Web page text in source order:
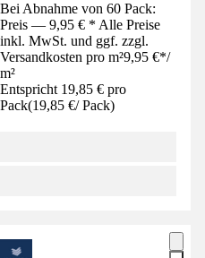
Bei Abnahme von 60 Pack:
Preis — 9,95 € * Alle Preise
inkl. MwSt. und ggf. zzgl.
Versandkosten pro m²9,95 €*/
m²
Entspricht 19,85 € pro
Pack(19,85 €/ Pack)